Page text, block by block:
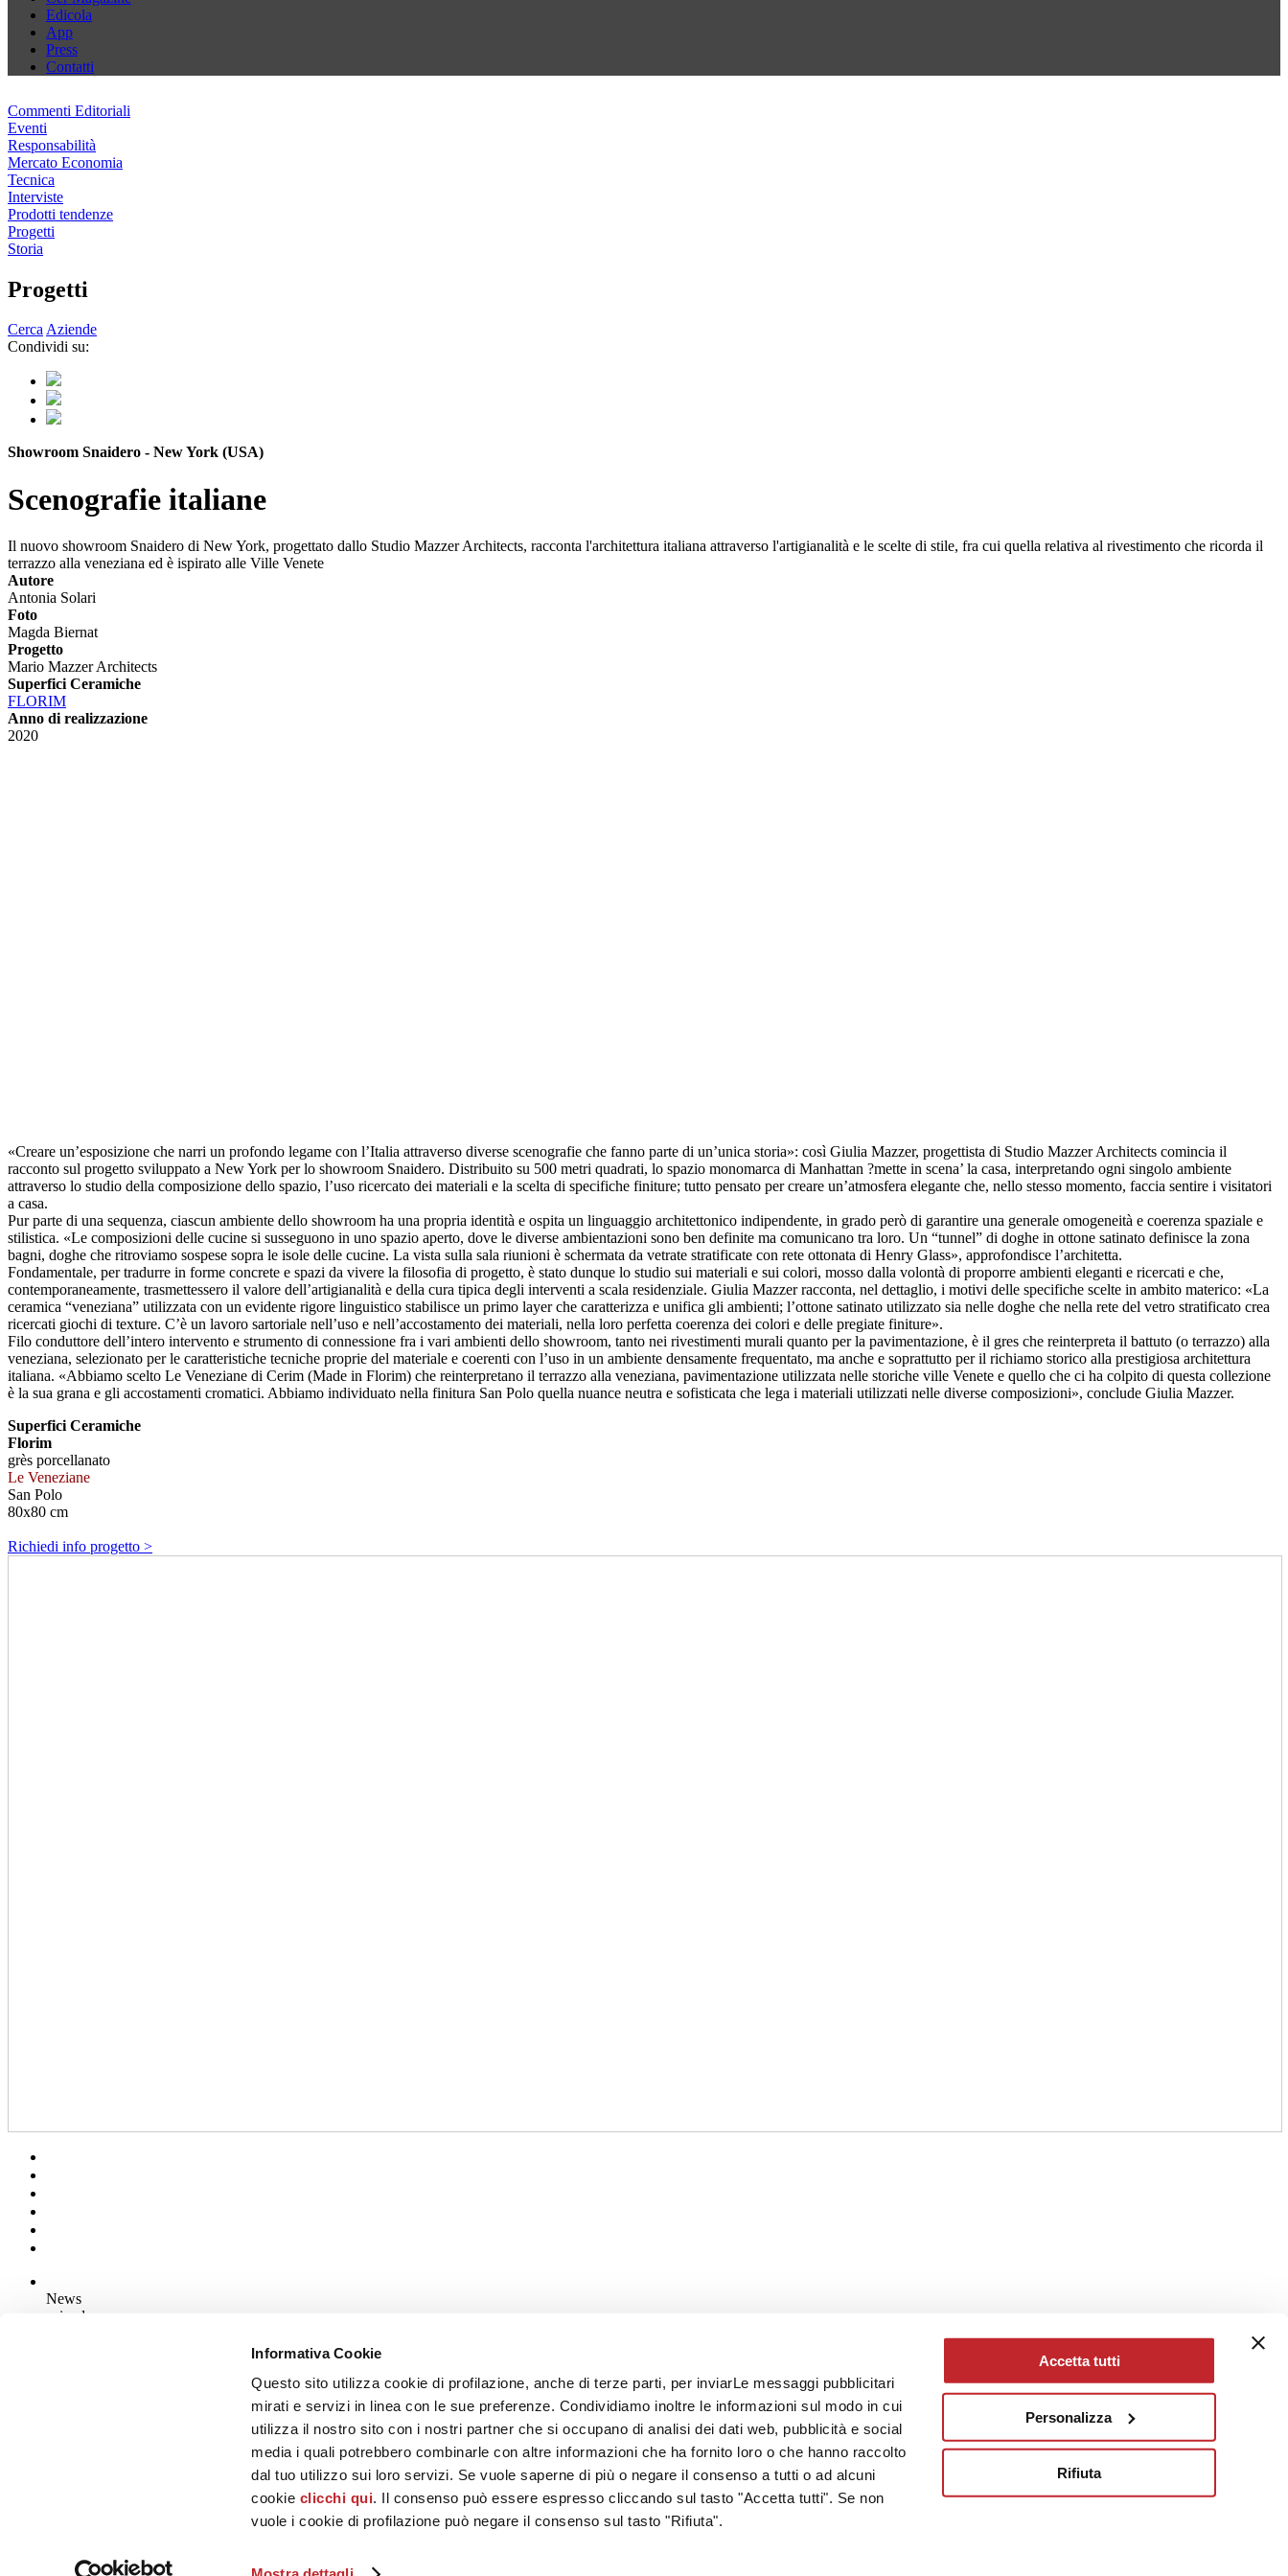
Informativa Cookie
Questo sito utilizza cookie di profilazione, anche di terze parti, per inviarLe messaggi pubblicitari
mirati e servizi in linea con le sue preferenze. Condividiamo inoltre le informazioni sul modo in cui
utilizza il nostro sito con i nostri partner che si occupano di analisi dei dati web, pubblicità e social
media i quali potrebbero combinarle con altre informazioni che ha fornito loro o che hanno raccolto
dal tuo utilizzo sui loro servizi. Se vuole saperne di più o negare il consenso a tutti o ad alcuni
cookie clicchi qui. Il consenso può essere espresso cliccando sul tasto "Accetta tutti". Se non
vuole i cookie di profilazione può negare il consenso sul tasto "Rifiuta".
Accetta tutti
Personalizza
Rifiuta
Edicola
App
Press
Contatti
Commenti Editoriali
Eventi
Responsabilità
Mercato Economia
Tecnica
Interviste
Prodotti tendenze
Progetti
Storia
Progetti
CercaAziende
Condividi su:
Showroom Snaidero - New York (USA)
Scenografie italiane
Il nuovo showroom Snaidero di New York, progettato dallo Studio Mazzer Architects, racconta l'architettura italiana attraverso l'artigianalità e le scelte di stile, fra cui quella relativa al rivestimento che ricorda il
terrazzo alla veneziana ed è ispirato alle Ville Venete
Autore
Antonia Solari
Foto
Magda Biernat
Progetto
Mario Mazzer Architects
Superfici Ceramiche
FLORIM
Anno di realizzazione
2020
«Creare un’esposizione che narri un profondo legame con l’Italia attraverso diverse scenografie che fanno parte di un’unica storia»: così Giulia Mazzer, progettista di Studio Mazzer Architects comincia il
racconto sul progetto sviluppato a New York per lo showroom Snaidero. Distribuito su 500 metri quadrati, lo spazio monomarca di Manhattan ?mette in scena’ la casa, interpretando ogni singolo ambiente
attraverso lo studio della composizione dello spazio, l’uso ricercato dei materiali e la scelta di specifiche finiture; tutto pensato per creare un’atmosfera elegante che, nello stesso momento, faccia sentire i visitatori
a casa.
Pur parte di una sequenza, ciascun ambiente dello showroom ha una propria identità e ospita un linguaggio architettonico indipendente, in grado però di garantire una generale omogeneità e coerenza spaziale e
stilistica. «Le composizioni delle cucine si susseguono in uno spazio aperto, dove le diverse ambientazioni sono ben definite ma comunicano tra loro. Un “tunnel” di doghe in ottone satinato definisce la zona
bagni, doghe che ritroviamo sospese sopra le isole delle cucine. La vista sulla sala riunioni è schermata da vetrate stratificate con rete ottonata di Henry Glass», approfondisce l’architetta.
Fondamentale, per tradurre in forme concrete e spazi da vivere la filosofia di progetto, è stato dunque lo studio sui materiali e sui colori, mosso dalla volontà di proporre ambienti eleganti e ricercati e che,
contemporaneamente, trasmettessero il valore dell’artigianalità e della cura tipica degli interventi a scala residenziale. Giulia Mazzer racconta, nel dettaglio, i motivi delle specifiche scelte in ambito materico: «La
ceramica “veneziana” utilizzata con un evidente rigore linguistico stabilisce un primo layer che caratterizza e unifica gli ambienti; l’ottone satinato utilizzato sia nelle doghe che nella rete del vetro stratificato crea
ricercati giochi di texture. C’è un lavoro sartoriale nell’uso e nell’accostamento dei materiali, nella loro perfetta coerenza dei colori e delle pregiate finiture».
Filo conduttore dell’intero intervento e strumento di connessione fra i vari ambienti dello showroom, tanto nei rivestimenti murali quanto per la pavimentazione, è il gres che reinterpreta il battuto (o terrazzo) alla
veneziana, selezionato per le caratteristiche tecniche proprie del materiale e coerenti con l’uso in un ambiente densamente frequentato, ma anche e soprattutto per il richiamo storico alla prestigiosa architettura
italiana. «Abbiamo scelto Le Veneziane di Cerim (Made in Florim) che reinterpretano il terrazzo alla veneziana, pavimentazione utilizzata nelle storiche ville Venete e quello che ci ha colpito di questa collezione
è la sua grana e gli accostamenti cromatici. Abbiamo individuato nella finitura San Polo quella nuance neutra e sofisticata che lega i materiali utilizzati nelle diverse composizioni», conclude Giulia Mazzer.
Superfici Ceramiche
Florim
grès porcellanato
Le Veneziane
San Polo
80x80 cm
Richiedi info progetto >
News
aziende
Viale Monte Santo, 40 - 41049 Sassuolo (MO) - Italy
Capitale Sociale: 2.500.000 euro - Codice fiscale e P.IVA 00853700367